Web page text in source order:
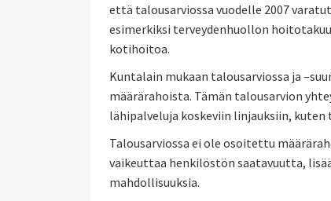
että talousarviossa vuodelle 2007
esimerkiksi terveydenhuollon
kotihoitoa.
Kuntalain mukaan talousarviossa ja
määrärahoista. Tämän talousarvion
lähipalveluja koskeviin linjauksiin, kuten
Talousarviossa ei ole osoitettu
vaikeuttaa henkilöstön saatavuutta,
mahdollisuuksia.